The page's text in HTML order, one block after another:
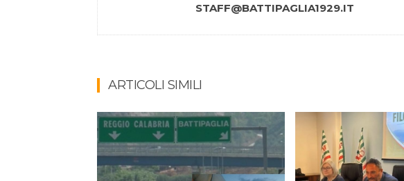
STAFF@BATTIPAGLIA1929.IT
ARTICOLI SIMILI